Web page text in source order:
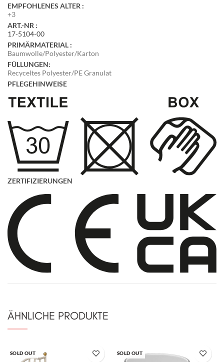
EMPFOHLENES ALTER :
+3
ART.-NR :
17-5104-00
PRIMÄRMATERIAL :
Baumwolle/Polyester/Karton
FÜLLUNGEN:
Recyceltes Polyester/PE Granulat
PFLEGEHINWEISE
ZERTIFIZIERUNGEN
ÄHNLICHE PRODUKTE
SOLD OUT SOLD OUT